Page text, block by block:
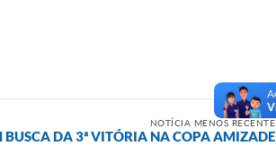
NOTÍCIA MENOS RECENTE
BUSCA DA 3ª VITÓRIA NA COPA AMIZADE